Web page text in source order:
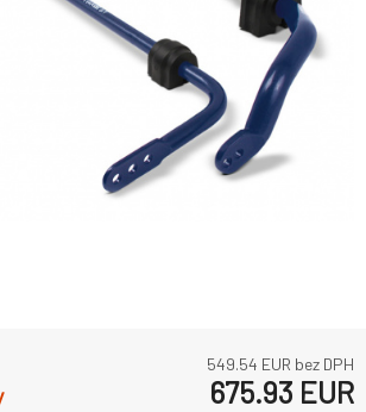
549.54 EUR bez DPH
675.93 EUR